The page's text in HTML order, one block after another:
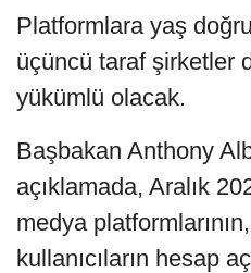
Platformlara yaş
üçüncü taraf şirketler
yükümlü olacak.
Başbakan Anthony
açıklamada, Aralık
medya
kullanıcıların hesap